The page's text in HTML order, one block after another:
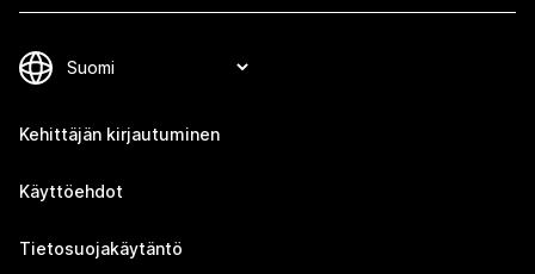
Kehittäjän kirjautuminen
Käyttöehdot
Tietosuojakäytäntö